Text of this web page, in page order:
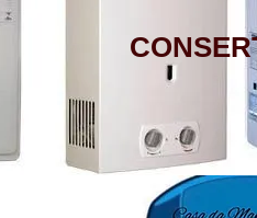
AQUECEDOR A GÁS,